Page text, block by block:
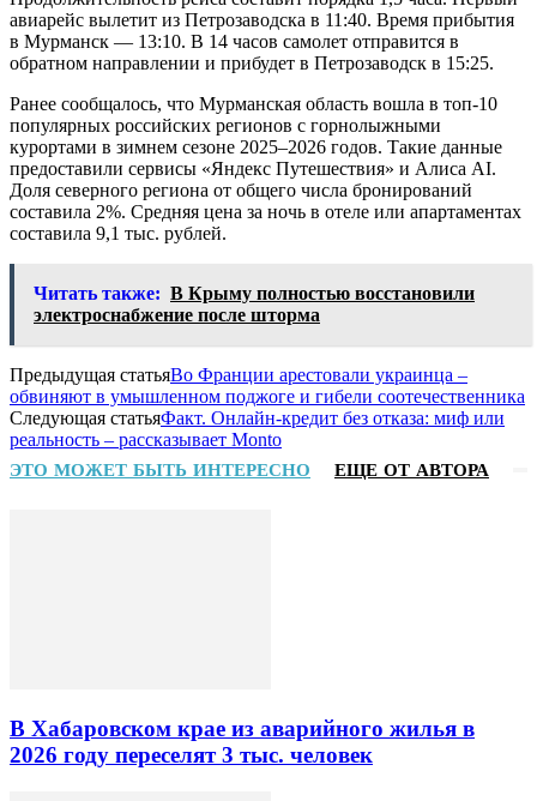
авиарейс вылетит из Петрозаводска в 11:40. Время прибытия
в Мурманск — 13:10. В 14 часов самолет отправится в
обратном направлении и прибудет в Петрозаводск в 15:25.
Ранее сообщалось, что Мурманская область вошла в топ-10
популярных российских регионов с горнолыжными
курортами в зимнем сезоне 2025–2026 годов. Такие данные
предоставили сервисы «Яндекс Путешествия» и Алиса AI.
Доля северного региона от общего числа бронирований
составила 2%. Средняя цена за ночь в отеле или апартаментах
составила 9,1 тыс. рублей.
Читать также: В Крыму полностью восстановили
электроснабжение после шторма
Предыдущая статьяВо Франции арестовали украинца –
обвиняют в умышленном поджоге и гибели соотечественника
Следующая статьяФакт. Онлайн-кредит без отказа: миф или
реальность – рассказывает Monto
ЭТО МОЖЕТ БЫТЬ ИНТЕРЕСНО ЕЩЕ ОТ АВТОРА
В Хабаровском крае из аварийного жилья в
2026 году переселят 3 тыс. человек